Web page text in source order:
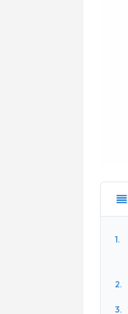
1.
2.
3.